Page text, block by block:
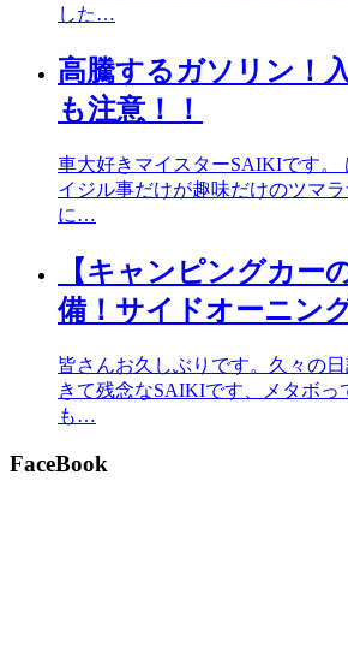
した…
高騰するガソリン！
も注意！！
車大好きマイスターSAIKIです。
イジル事だけが趣味だけのツマ
に…
【キャンピングカー
備！サイドオーニン
皆さんお久しぶりです。久々の
きて残念なSAIKIです、メタボっ
も…
FaceBook